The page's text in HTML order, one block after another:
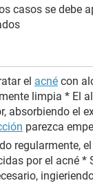
casos se debe
el acné con
limpia * El
absorbiendo el
parezca
regularmente,
por el acné *